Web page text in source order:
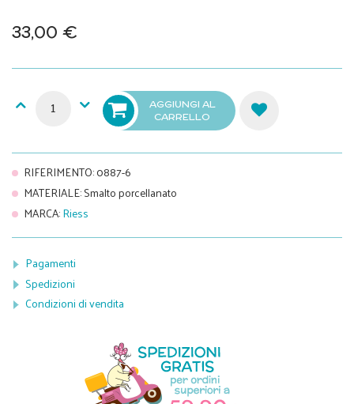
33,00 €
AGGIUNGI AL
CARRELLO
RIFERIMENTO:0887-6
MATERIALE:Smalto porcellanato
MARCA:Riess
Pagamenti
Spedizioni
Condizioni di vendita